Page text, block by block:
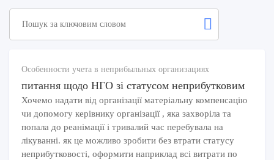
Особенности учета в неприбыльных организациях
питання щодо НГО зі статусом неприбутковим
Хочемо надати від організації матеріальну компенсацію
чи допомогу керівнику організації , яка захворіла та
попала до реанімації і тривалий час перебувала на
лікуванні. як це можливо зробити без втрати статусу
неприбутковості, оформити наприклад всі витрати по